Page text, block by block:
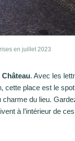
en juillet 2023
Château. Avec les
place est le
du lieu.
à l’intérieur de